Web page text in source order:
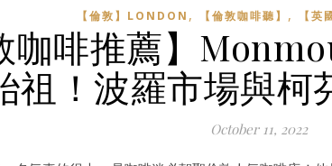
【倫敦】LONDON , 【倫敦咖啡聽】 , 【
咖啡推薦】
祖！波羅市場與柯
October 11, 2022